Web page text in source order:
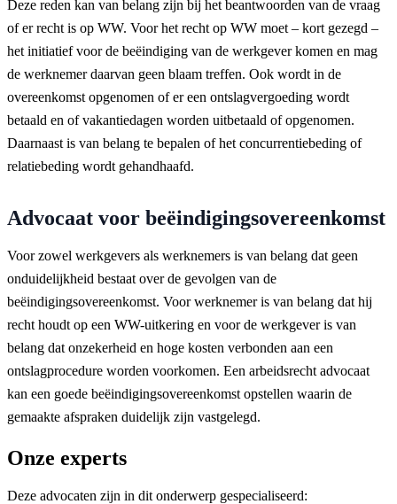
Deze reden kan van belang zijn bij het beantwoorden van de vraag
of er recht is op WW. Voor het recht op WW moet – kort gezegd –
het initiatief voor de beëindiging van de werkgever komen en mag
de werknemer daarvan geen blaam treffen. Ook wordt in de
overeenkomst opgenomen of er een ontslagvergoeding wordt
betaald en of vakantiedagen worden uitbetaald of opgenomen.
Daarnaast is van belang te bepalen of het concurrentiebeding of
relatiebeding wordt gehandhaafd.
Advocaat voor beëindigingsovereenkomst
Voor zowel werkgevers als werknemers is van belang dat geen
onduidelijkheid bestaat over de gevolgen van de
beëindigingsovereenkomst. Voor werknemer is van belang dat hij
recht houdt op een WW-uitkering en voor de werkgever is van
belang dat onzekerheid en hoge kosten verbonden aan een
ontslagprocedure worden voorkomen. Een arbeidsrecht advocaat
kan een goede beëindigingsovereenkomst opstellen waarin de
gemaakte afspraken duidelijk zijn vastgelegd.
Onze experts
Deze advocaten zijn in dit onderwerp gespecialiseerd: